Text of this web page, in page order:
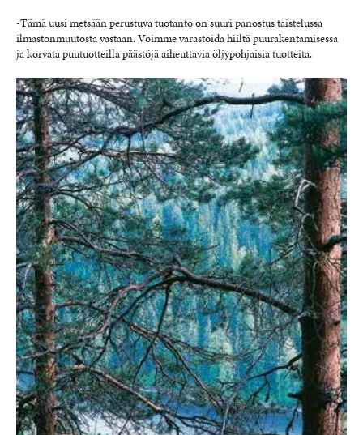
-Tämä uusi metsään perustuva tuotanto on suuri panostus taistelussa
ilmastonmuutosta vastaan. Voimme varastoida hiiltä puurakentamisessa
ja korvata puutuotteilla päästöjä aiheuttavia öljypohjaisia tuotteita.